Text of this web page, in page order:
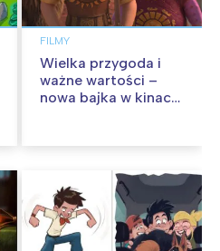
FILMY
Wielka przygoda i
ważne wartości –
nowa bajka w kinach